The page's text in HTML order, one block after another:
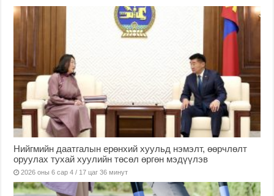
Нийгмийн даатгалын ерөнхий хуульд нэмэлт, өөрчлөлт
оруулах тухай хуулийн төсөл өргөн мэдүүлэв
2026 оны 6 сар 4 / 17 цаг 36 минут